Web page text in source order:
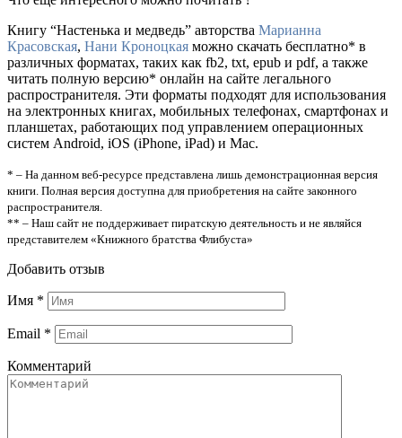
Книгу “Настенька и медведь” авторства Марианна
Красовская, Нани Кроноцкая можно скачать бесплатно* в
различных форматах, таких как fb2, txt, epub и pdf, а также
читать полную версию* онлайн на сайте легального
распространителя. Эти форматы подходят для использования
на электронных книгах, мобильных телефонах, смартфонах и
планшетах, работающих под управлением операционных
систем Android, iOS (iPhone, iPad) и Mac.
* – На данном веб-ресурсе представлена лишь демонстрационная версия
книги. Полная версия доступна для приобретения на сайте законного
распространителя.
** – Наш сайт не поддерживает пиратскую деятельность и не являйся
представителем «Книжного братства Флибуста»
Добавить отзыв
Имя *
Email *
Комментарий